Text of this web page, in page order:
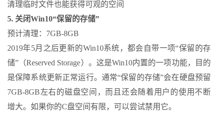
清理临时文件也能获得可观的空间
5. 关闭Win10“保留的存储”
预计清理：7GB-8GB
2019年5月之后更新的Win10系统，都会自带一项“保留的存
储”（Reserved Storage）。这是Win10内置的一项功能，目的
是保障系统更新正常运行。通常“保留的存储”会在硬盘预留
7GB-8GB左右的磁盘空间，而且还会随着用户的使用不断
增大。如果你的C盘空间有限，可以尝试禁用它。